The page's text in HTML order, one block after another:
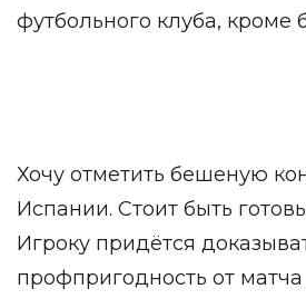
футбольного клуба, кроме
Хочу отметить бешеную
Испании. Стоит быть
Игроку придётся
профпригодность от